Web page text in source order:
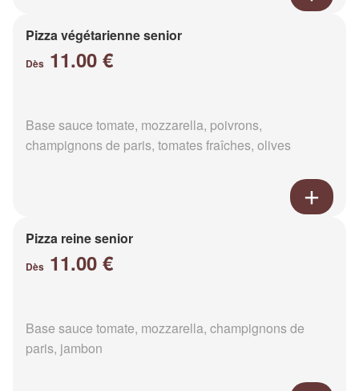
Pizza végétarienne senior
Dès 11.00 €
Base sauce tomate, mozzarella, poivrons,
champignons de paris, tomates fraîches, olives
Pizza reine senior
Dès 11.00 €
Base sauce tomate, mozzarella, champignons de
paris, jambon